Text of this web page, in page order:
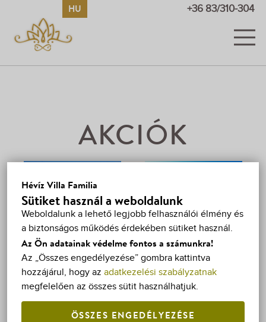
Hévíz Villa Familia
Sütiket használ a weboldalunk
Weboldalunk a lehető legjobb felhasználói élmény és
a biztonságos működés érdekében sütiket használ.
Az Ön adatainak védelme fontos a számunkra!
Az „Összes engedélyezése” gombra kattintva
hozzájárul, hogy az adatkezelési szabályzatnak
megfelelően az összes sütit használhatjuk.
ÖSSZES ENGEDÉLYEZÉSE
+36 83/310-304
HU
AKCIÓK
HÉVÍZ
TÉRKÉP
KAPCSOLAT
AKCIÓK
2026. április 27.
-
szeptember 30.
FŐSZEZONI
AKCIÓ
2026. március 1. -
október 30.
TÖBBNAPOS
FOGLALÁS
2026. március 1. -
október 30.